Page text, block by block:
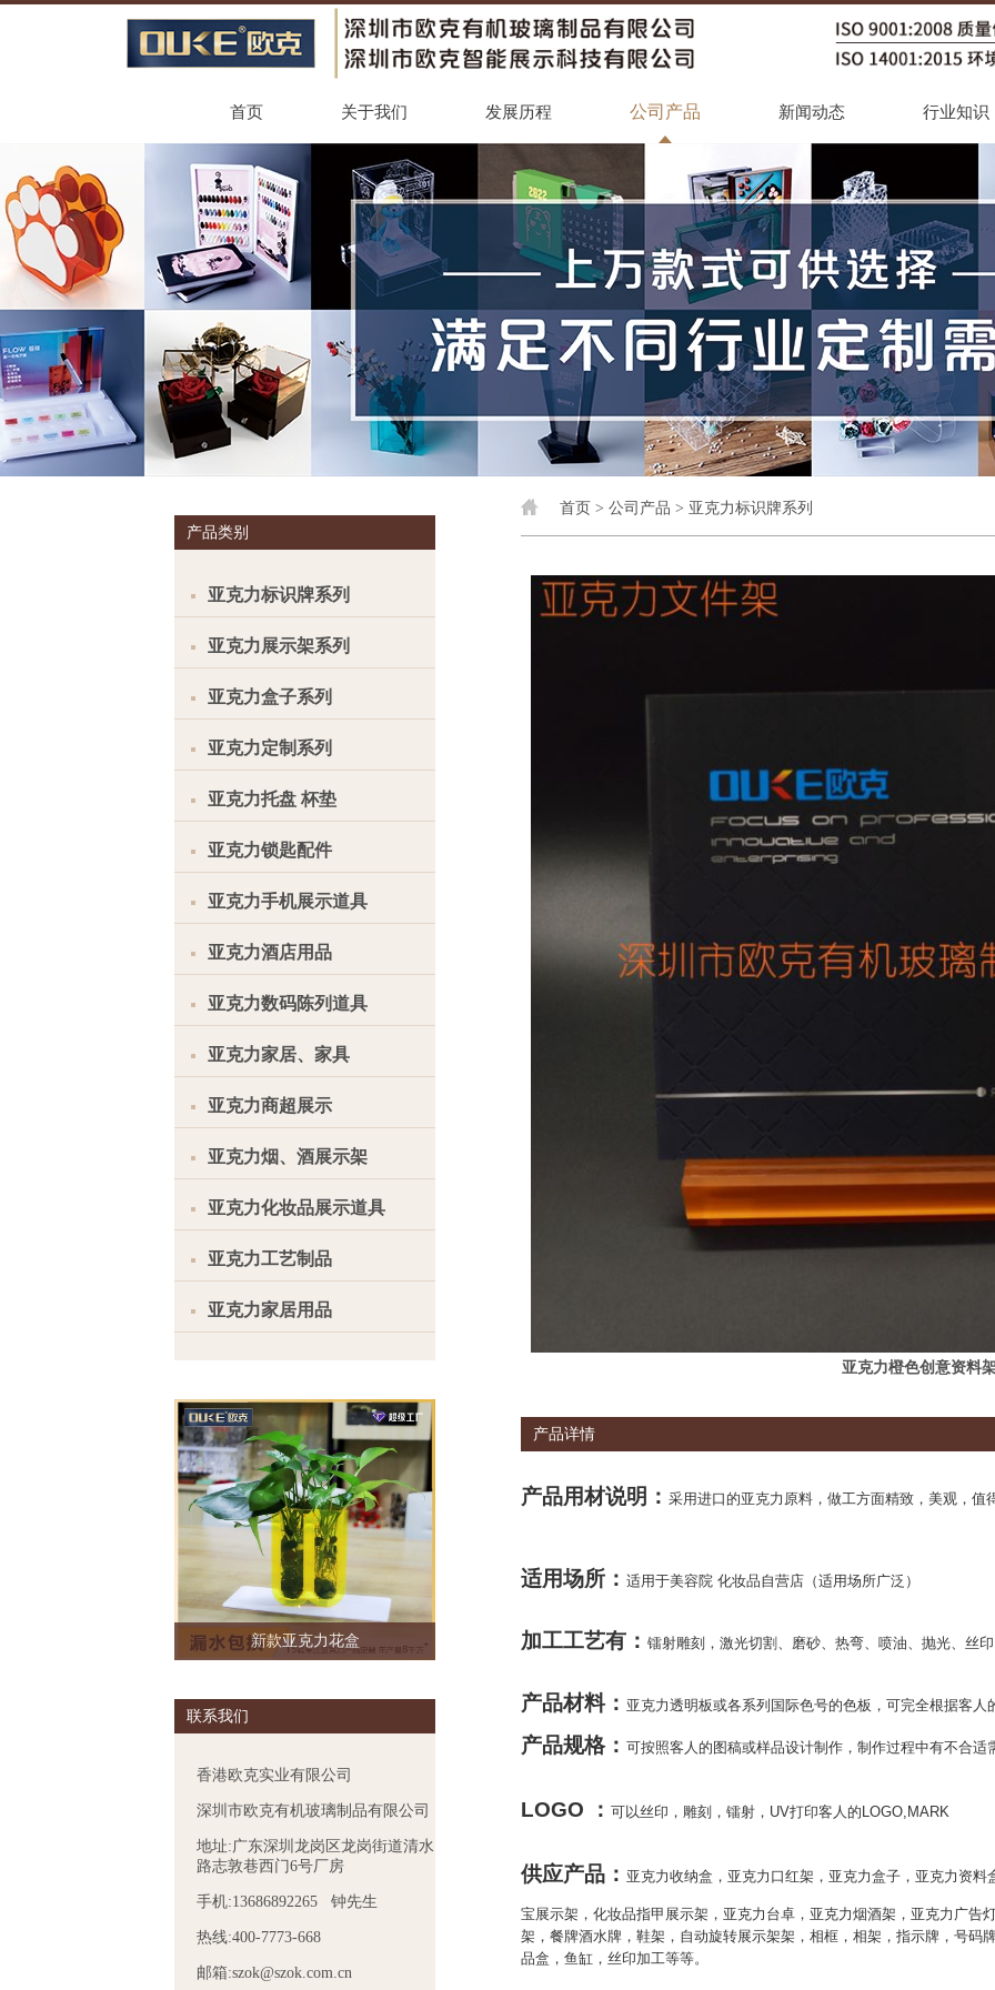
首页 关于我们 发展历程 公司产品 新闻动态 行业知识
产品类别
亚克力标识牌系列
亚克力展示架系列
亚克力盒子系列
亚克力定制系列
亚克力托盘 杯垫
亚克力锁匙配件
亚克力手机展示道具
亚克力酒店用品
亚克力数码陈列道具
亚克力家居、家具
亚克力商超展示
亚克力烟、酒展示架
亚克力化妆品展示道具
亚克力工艺制品
亚克力家居用品
新款亚克力花盒
联系我们
香港欧克实业有限公司
深圳市欧克有机玻璃制品有限公司
地址:广东深圳龙岗区龙岗街道清水
路志敦巷西门6号厂房
手机:13686892265 钟先生
热线:400-7773-668
邮箱:szok@szok.com.cn
首页 > 公司产品 > 亚克力标识牌系列
亚克力橙色创意资料
产品详情
产品用材说明： 采用进口的亚克力原料，做工方面精致，美观，值
适用场所： 适用于美容院 化妆品自营店（适用场所广泛）
加工工艺有： 镭射雕刻，激光切割、磨砂、热弯、喷油、抛光、丝
产品材料： 亚克力透明板或各系列国际色号的色板，可完全根据客人
产品规格： 可按照客人的图稿或样品设计制作，制作过程中有不合
LOGO ： 可以丝印，雕刻，镭射，UV打印客人的LOGO,MARK
供应产品： 亚克力收纳盒，亚克力口红架，亚克力盒子，亚克力资料
宝展示架，化妆品指甲展示架，亚克力台卓，亚克力烟酒架，亚克力广告
架，餐牌酒水牌，鞋架，自动旋转展示架架，相框，相架，指示牌，号码
品盒，鱼缸，丝印加工等等。